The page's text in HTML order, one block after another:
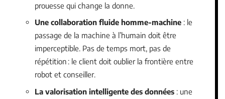
prouesse qui change la donne.
Une collaboration fluide homme-machine : le
passage de la machine à l’humain doit être
imperceptible. Pas de temps mort, pas de
répétition : le client doit oublier la frontière entre
robot et conseiller.
La valorisation intelligente des données : une